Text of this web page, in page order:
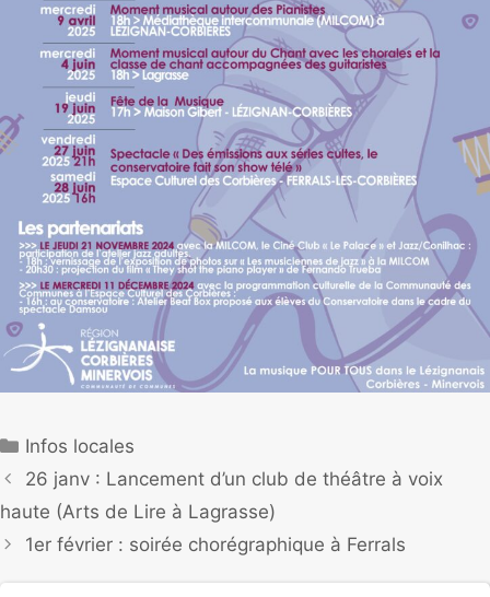
Infos locales
26 janv : Lancement d’un club de théâtre à voix
haute (Arts de Lire à Lagrasse)
1er février : soirée chorégraphique à Ferrals